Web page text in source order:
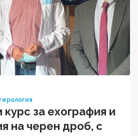
курс за ехография и
на черен дроб, с